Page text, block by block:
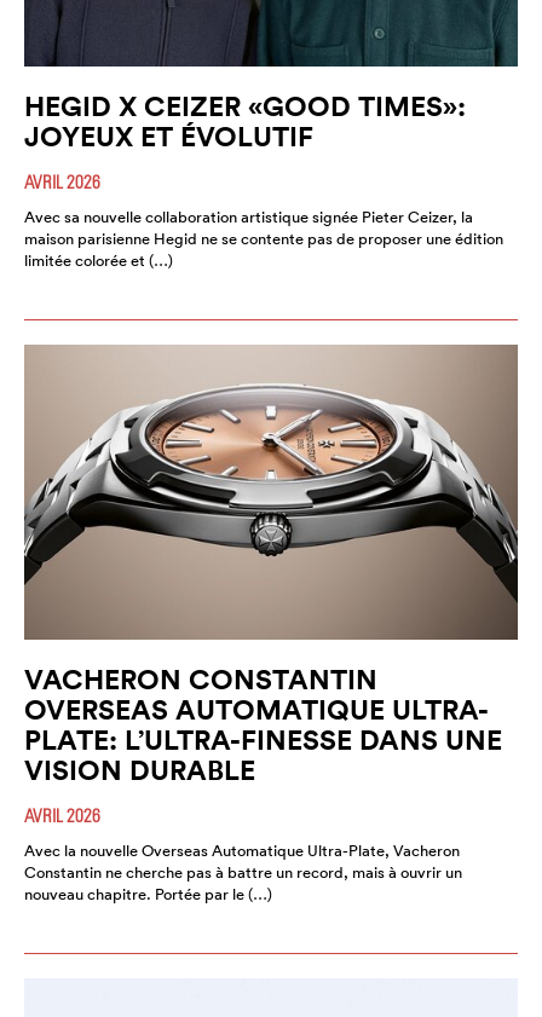
HEGID X CEIZER «GOOD TIMES»:
JOYEUX ET ÉVOLUTIF
AVRIL 2026
Avec sa nouvelle collaboration artistique signée Pieter Ceizer, la
maison parisienne Hegid ne se contente pas de proposer une édition
limitée colorée et (…)
VACHERON CONSTANTIN
OVERSEAS AUTOMATIQUE ULTRA-
PLATE: L’ULTRA-FINESSE DANS UNE
VISION DURABLE
AVRIL 2026
Avec la nouvelle Overseas Automatique Ultra-Plate, Vacheron
Constantin ne cherche pas à battre un record, mais à ouvrir un
nouveau chapitre. Portée par le (…)